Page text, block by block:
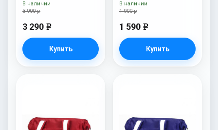
3 900 р
3 290 e
Купить
В наличии
1 900 р
1 590 e
Купить
В наличии